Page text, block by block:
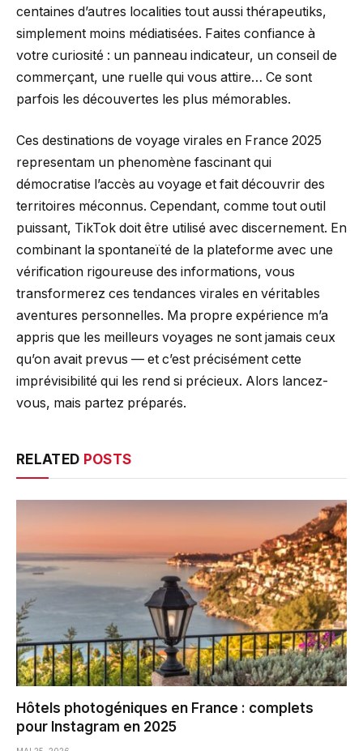
centaines d’autres localities tout aussi thérapeutiks,
simplement moins médiatisées. Faites confiance à
votre curiosité : un panneau indicateur, un conseil de
commerçant, une ruelle qui vous attire… Ce sont
parfois les découvertes les plus mémorables.
Ces destinations de voyage virales en France 2025
representam un phenomène fascinant qui
démocratise l’accès au voyage et fait découvrir des
territoires méconnus. Cependant, comme tout outil
puissant, TikTok doit être utilisé avec discernement. En
combinant la spontaneïté de la plateforme avec une
vérification rigoureuse des informations, vous
transformerez ces tendances virales en véritables
aventures personnelles. Ma propre expérience m’a
appris que les meilleurs voyages ne sont jamais ceux
qu’on avait prevus — et c’est précisément cette
imprévisibilité qui les rend si précieux. Alors lancez-
vous, mais partez préparés.
RELATED POSTS
Hôtels photogéniques en France : complets
pour Instagram en 2025